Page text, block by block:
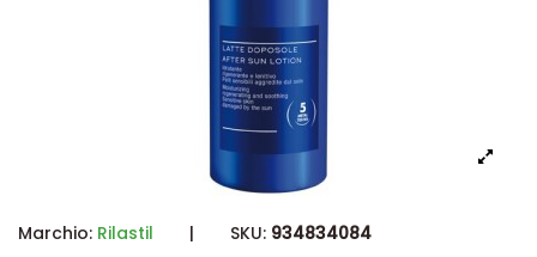
Marchio: Rilastil | SKU: 934834084